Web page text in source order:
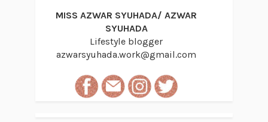
MISS AZWAR SYUHADA/ AZWAR
SYUHADA
Lifestyle blogger
azwarsyuhada.work@gmail.com